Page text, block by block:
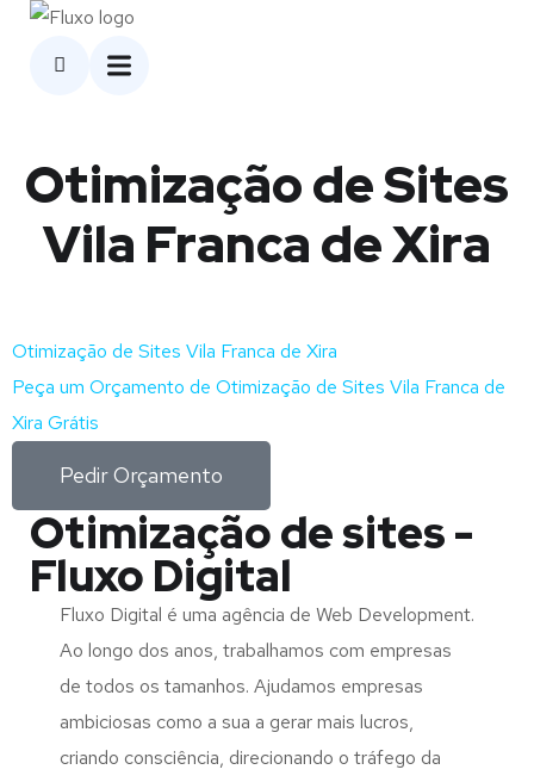
Otimização de Sites
Vila Franca de Xira
Otimização de Sites Vila Franca de Xira
Peça um Orçamento de Otimização de Sites Vila Franca de
Xira Grátis
Pedir Orçamento
Otimização de sites -
Fluxo Digital
Fluxo Digital é uma agência de Web Development.
Ao longo dos anos, trabalhamos com empresas
de todos os tamanhos. Ajudamos empresas
ambiciosas como a sua a gerar mais lucros,
criando consciência, direcionando o tráfego da